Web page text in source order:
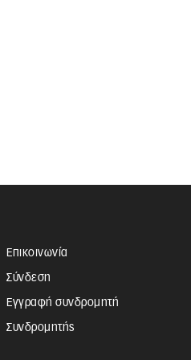
Επικοινωνία
Σύνδεση
Εγγραφή συνδρομητή
Συνδρομητής